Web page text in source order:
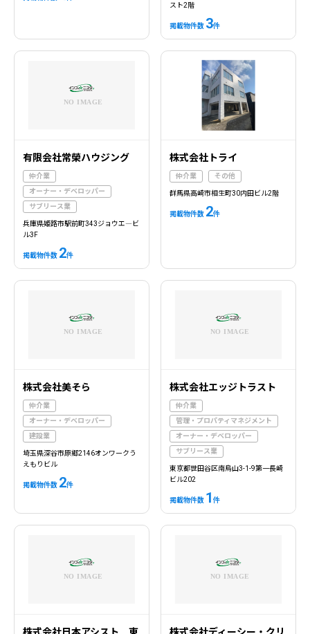
スト2階
掲載物件数 3件
有限会社常榮ハウジング
仲介業
オーナー・デベロッパー
サブリース業
兵庫県姫路市駅前町343ジョウエ―ビ
ル3F
掲載物件数 2件
株式会社トライ
仲介業 その他
群馬県高崎市相生町30内田ビル2階
掲載物件数 2件
株式会社美そら
仲介業
オーナー・デベロッパー
建設業
埼玉県深谷市原郷2146オンワークう
えもりビル
掲載物件数 2件
株式会社エッジトラスト
仲介業
管理・プロパティマネジメント
オーナー・デベロッパー
サブリース業
東京都世田谷区南烏山3-1-9第一長崎
ビル202
掲載物件数 1件